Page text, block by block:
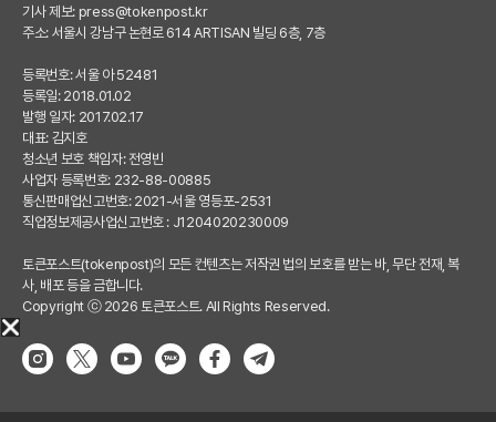
기사 제보: press@tokenpost.kr
주소: 서울시 강남구 논현로 614 ARTISAN 빌딩 6층, 7층
등록번호: 서울 아 52481
등록일: 2018.01.02
발행 일자: 2017.02.17
대표: 김지호
청소년 보호 책임자: 전영빈
사업자 등록번호: 232-88-00885
통신판매업신고번호: 2021-서울 영등포-2531
직업정보제공사업신고번호 : J1204020230009
토큰포스트(tokenpost)의 모든 컨텐츠는 저작권 법의 보호를 받는 바, 무단 전재, 복
사, 배포 등을 금합니다.
Copyright ⓒ 2026 토큰포스트. All Rights Reserved.